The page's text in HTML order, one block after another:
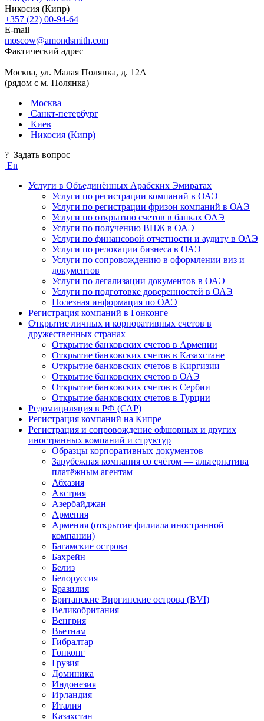
Никосия (Кипр)
+357 (22) 00-94-64
E-mail
moscow@amondsmith.com
Фактический адрес
Москва, ул. Малая Полянка, д. 12А
(рядом с м. Полянка)
Москва
Санкт-петербург
Киев
Никосия (Кипр)
? Задать вопрос
En
Услуги в Объединённых Арабских Эмиратах
Услуги по регистрации компаний в ОАЭ
Услуги по регистрации фризон компаний в ОАЭ
Услуги по открытию счетов в банках ОАЭ
Услуги по получению ВНЖ в ОАЭ
Услуги по финансовой отчетности и аудиту в ОАЭ
Услуги по релокации бизнеса в ОАЭ
Услуги по сопровождению в оформлении виз и
документов
Услуги по легализации документов в ОАЭ
Услуги по подготовке доверенностей в ОАЭ
Полезная информация по ОАЭ
Регистрация компаний в Гонконге
Открытие личных и корпоративных счетов в
дружественных странах
Открытие банковских счетов в Армении
Открытие банковских счетов в Казахстане
Открытие банковских счетов в Киргизии
Открытие банковских счетов в ОАЭ
Открытие банковских счетов в Сербии
Открытие банковских счетов в Турции
Редомициляция в РФ (САР)
Регистрация компаний на Кипре
Регистрация и сопровождение офшорных и других
иностранных компаний и структур
Образцы корпоративных документов
Зарубежная компания со счётом — альтернатива
платёжным агентам
Абхазия
Австрия
Азербайджан
Армения
Армения (открытие филиала иностранной
компании)
Багамские острова
Бахрейн
Белиз
Белоруссия
Бразилия
Британские Виргинские острова (BVI)
Великобритания
Венгрия
Вьетнам
Гибралтар
Гонконг
Грузия
Доминика
Индонезия
Ирландия
Италия
Казахстан